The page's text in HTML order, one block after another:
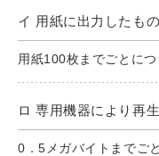
イ 用紙に出力したも
用紙100枚までごとに
ロ 専用機器により再
0．5メガバイトまでご